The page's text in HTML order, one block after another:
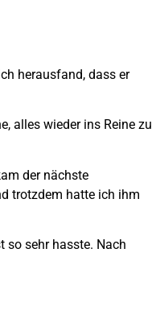
herausfand, dass er
alles wieder ins Reine zu
der nächste
trotzdem hatte ich ihm
so sehr hasste. Nach